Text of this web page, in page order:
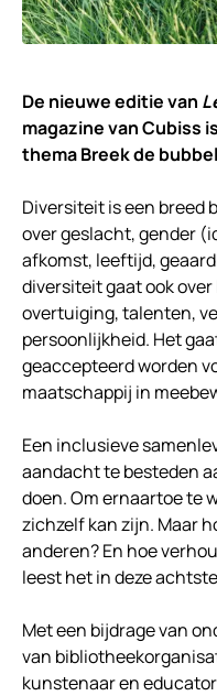
De nieuwe editie van
magazine van Cubiss
thema Breek de
Diversiteit is een breed
over geslacht, gender
afkomst, leeftijd,
diversiteit gaat ook
overtuiging, talenten,
persoonlijkheid. Het
geaccepteerd worden
maatschappij in
Een inclusieve
aandacht te besteden
doen. Om ernaartoe te
zichzelf kan zijn. Maar
anderen? En hoe
leest het in deze
Met een bijdrage van
van
kunstenaar en